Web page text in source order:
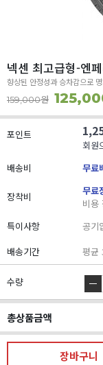
넥센 최고급형-엔
향상된 안정성과 승차감으로
159,000원
포인트
회원
배송비
무료
장착비 무료
비용
특이사항
공기
배송기간
평균
수량
총상품금액